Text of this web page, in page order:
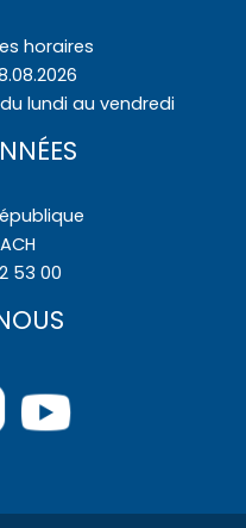
horaires
lundi au vendredi
53 00